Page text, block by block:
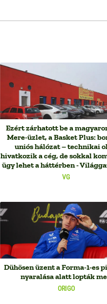
VG
Ezért zárhatott be a
Mere-üzlet, a Basket Plus:
uniós hálózat – technikai
hivatkozik a cég, de sokkal
ügy lehet a háttérben -
ORIGO
Dühösen üzent a Forma-1-es
nyaralása alatt lopták